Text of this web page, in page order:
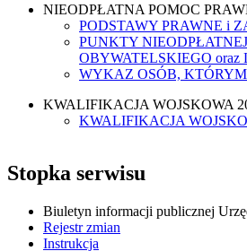
NIEODPŁATNA POMOC
PODSTAWY PRAWNE i
PUNKTY
OBYWATELSKIEGO
WYKAZ OSÓB,
KWALIFIKACJA WOJSKOWA
KWALIFIKACJA
Stopka serwisu
Biuletyn informacji publicznej
Rejestr zmian
Instrukcja